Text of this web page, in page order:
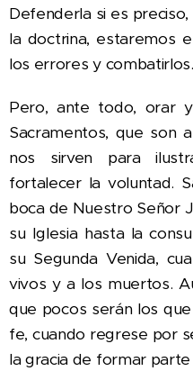
Defenderla si es
la doctrina, estaremos
los errores y combatirlos.
Pero, ante todo, orar
Sacramentos, que son
nos sirven para
fortalecer la voluntad.
boca de Nuestro Señor
su Iglesia hasta la
su Segunda Venida,
vivos y a los muertos.
que pocos serán los
fe, cuando regrese por
la gracia de formar